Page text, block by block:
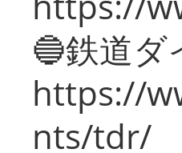
🔵鉄道ダ
https://
nts/tdr/